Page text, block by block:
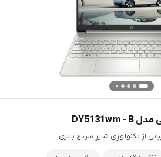
از تکنولوژی شارژ سریع باتری